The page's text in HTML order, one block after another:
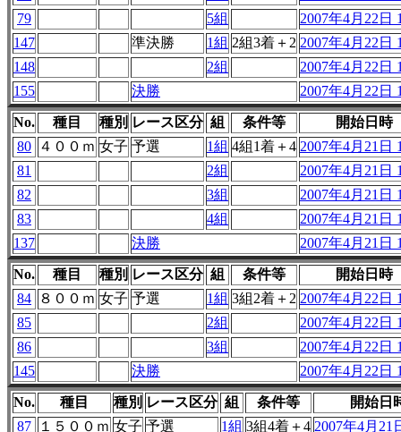
79
5組
2007年4月22日
147
準決勝 1組 2組3着＋2 2007年4月22日
148
2組
2007年4月22日
155
決勝 2007年4月22日
No. 種目 種別 レース区分 組 条件等
開始日時
80
４００ｍ 女子 予選 1組 4組1着＋4 2007年4月21日
81
2組
2007年4月21日
82
3組
2007年4月21日
83
4組
2007年4月21日
137
決勝 2007年4月21日
No. 種目 種別 レース区分 組 条件等
開始日時
84
８００ｍ 女子 予選 1組 3組2着＋2 2007年4月22日
85
2組
2007年4月22日
86
3組
2007年4月22日
145
決勝 2007年4月22日
No. 種目 種別 レース区分 組 条件等
開始日
87
１５００ｍ 女子 予選 1組 3組4着＋4 2007年4月21